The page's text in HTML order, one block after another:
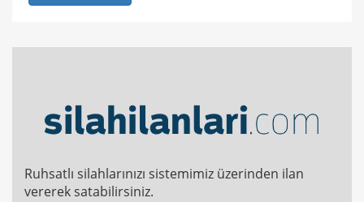
Ruhsatlı silahlarınızı sistemimiz üzerinden ilan
vererek satabilirsiniz.